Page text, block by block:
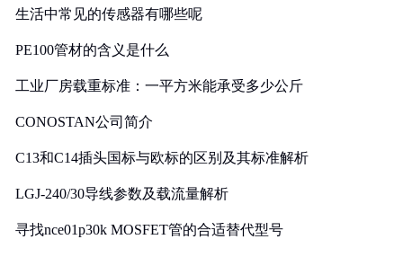
生活中常见的传感器有哪些呢
PE100管材的含义是什么
工业厂房载重标准：一平方米能承受多少公斤
CONOSTAN公司简介
C13和C14插头国标与欧标的区别及其标准解析
LGJ-240/30导线参数及载流量解析
寻找nce01p30k MOSFET管的合适替代型号